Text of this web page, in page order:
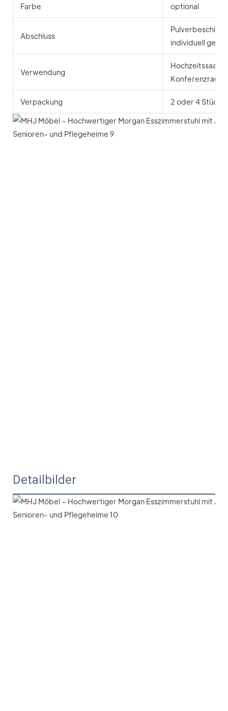
Farbe optional
Abschluss
individuell
Verwendung
Hochzeitssaal,
Konferenzraum
Verpackung 2 oder 4 Stück
Detailbilder